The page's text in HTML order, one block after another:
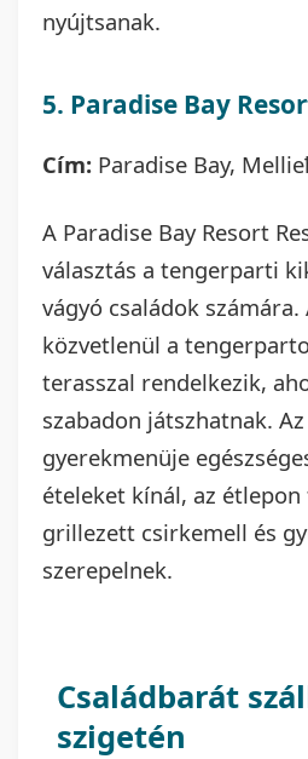
nyújtsanak.
5. Paradise Bay
Cím: Paradise Bay,
A Paradise Bay Resort
választás a tengerparti
vágyó családok
közvetlenül a
terasszal rendelkezik,
szabadon játszhatnak.
gyerekmenüje
ételeket kínál, az
grillezett csirkemell és
szerepelnek.
Családbarát
szigetén